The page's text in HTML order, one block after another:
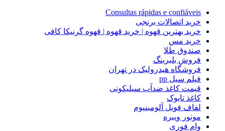
Consultas rápidas e confiáveis
خرید اتصالات برنجی
خرید بهترین قهوه | خرید قهوه | قهوه گرنیکا کافی
خرید مس
صندوق طلا
فروش بلبرینگ
فروشگاه هیدرولیک در تهران
فیلم سیل pp
قیمت کاغذ ضدآب سیلیکونی
کاغذ تایوک
لفاف فویل آلومینیوم
موتور ویبره
وام فوری